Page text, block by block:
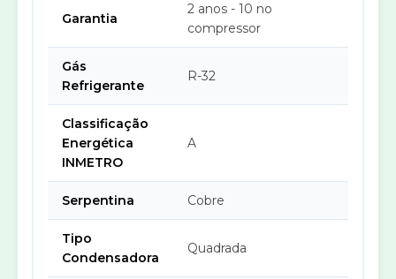
Garantia
2 anos - 10 no
compressor
Gás
Refrigerante
R-32
Classificação
Energética
INMETRO
A
Serpentina Cobre
Tipo
Condensadora
Quadrada